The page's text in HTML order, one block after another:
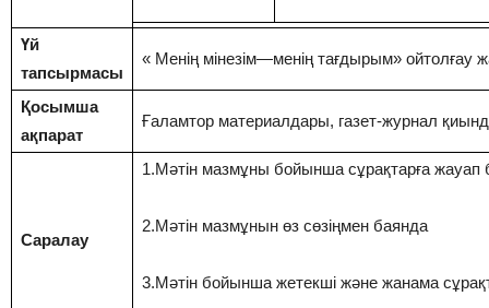
Үй
тапсырмасы
« Менің мінезім—менің тағдырым» ойтолғау
Қосымша
ақпарат
Ғаламтор материалдары, газет-журнал
Саралау
1.Мәтін мазмұны бойынша сұрақтарға жауап
2.Мәтін мазмұнын өз сөзіңмен баянда
3.Мәтін бойынша жетекші және жанама